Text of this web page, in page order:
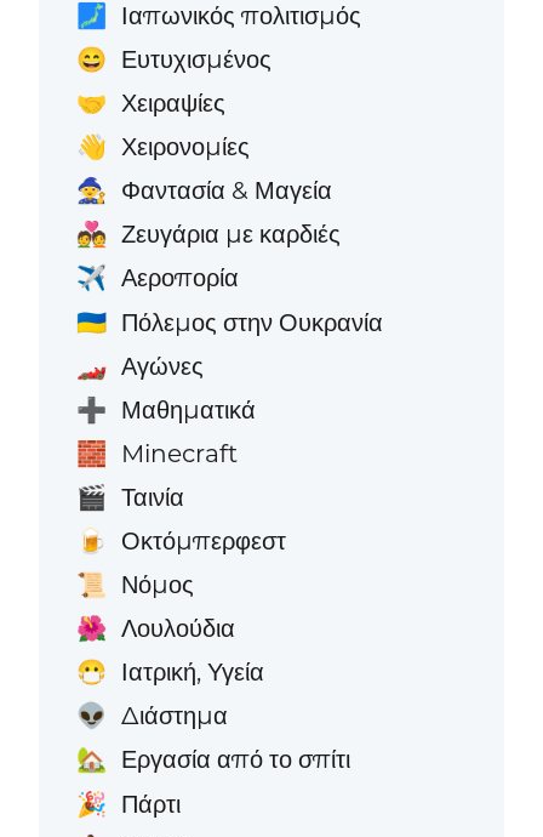
🗾 Ιαπωνικός πολιτισμός
😄 Ευτυχισμένος
🤝 Χειραψίες
👋 Χειρονομίες
🧙 Φαντασία & Μαγεία
💑 Ζευγάρια με καρδιές
✈️ Αεροπορία
🇺🇦 Πόλεμος στην Ουκρανία
🏎️ Αγώνες
➕ Μαθηματικά
🧱 Minecraft
🎬 Ταινία
🍺 Οκτόμπερφεστ
📜 Νόμος
🌺 Λουλούδια
😷 Ιατρική, Υγεία
👽 Διάστημα
🏡 Εργασία από το σπίτι
🎉 Πάρτι